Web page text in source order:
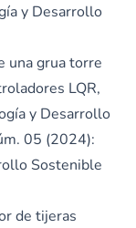
y Desarrollo
una grua torre
LQR,
y Desarrollo
05 (2024):
Sostenible
de tijeras